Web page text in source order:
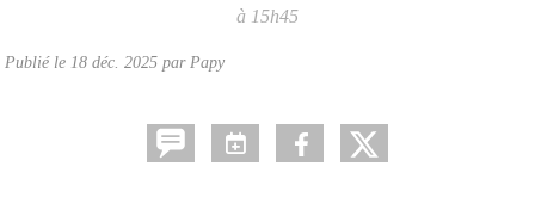
à 15h45
Publié le 18 déc. 2025 par Papy